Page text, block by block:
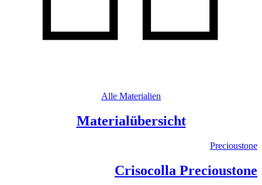
Alle Materialien
Materialübersicht
Precioustone
Crisocolla Precioustone